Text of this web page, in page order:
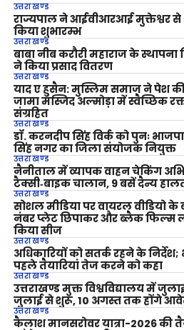
उत्तराखण्ड
राज्यपाल ने आईवीआरआई मुक्तेश्वर
किया शुभारम्भ
उत्तराखण्ड
बाबा नीब करौरी महाराज के
ने किया प्रसाद वितरण
उत्तराखण्ड
याद ए हुसैन: मुस्लिम समाज ने पेश
जामा मस्जिद अल्मोड़ा में स्वैच्छिक
संग्रहित
उत्तराखण्ड
डॉ. करनदीप सिंह विर्क को पुनः
सिंह नगर का जिला संयोजक नियुक्त
उत्तराखण्ड
नैनीताल में व्यापक वाहन चेकिंग
टैक्सी‑बाइक चालान, 9 बसें दैन्य
उत्तराखण्ड
सोशल मीडिया पर वायरल वीडियो के
नंबर प्लेट छिपाकर और ब्लैक फिल्म
किया सीज
उत्तराखण्ड
अधिकारियों को सतर्क रहने के
पहले तैयारियां तेज करने को कहा
उत्तराखण्ड
उत्तराखण्ड मुक्त विश्वविद्यालय में
जुलाई से शुरू, 10 अगस्त तक होंगे
उत्तराखण्ड
कैलाश मानसरोवर यात्रा-2026 की